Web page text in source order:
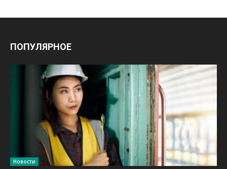
ПОПУЛЯРНОЕ
Новости